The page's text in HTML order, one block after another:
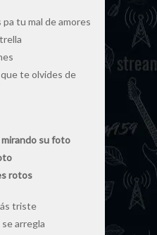
tu mal de amores
te olvides de
su foto
rotos
triste
arregla